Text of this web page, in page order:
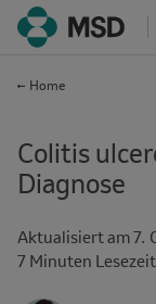
Home
Colitis
Diagnose
Aktualisiert am7.
Reading
7 Minuten Lesezeit